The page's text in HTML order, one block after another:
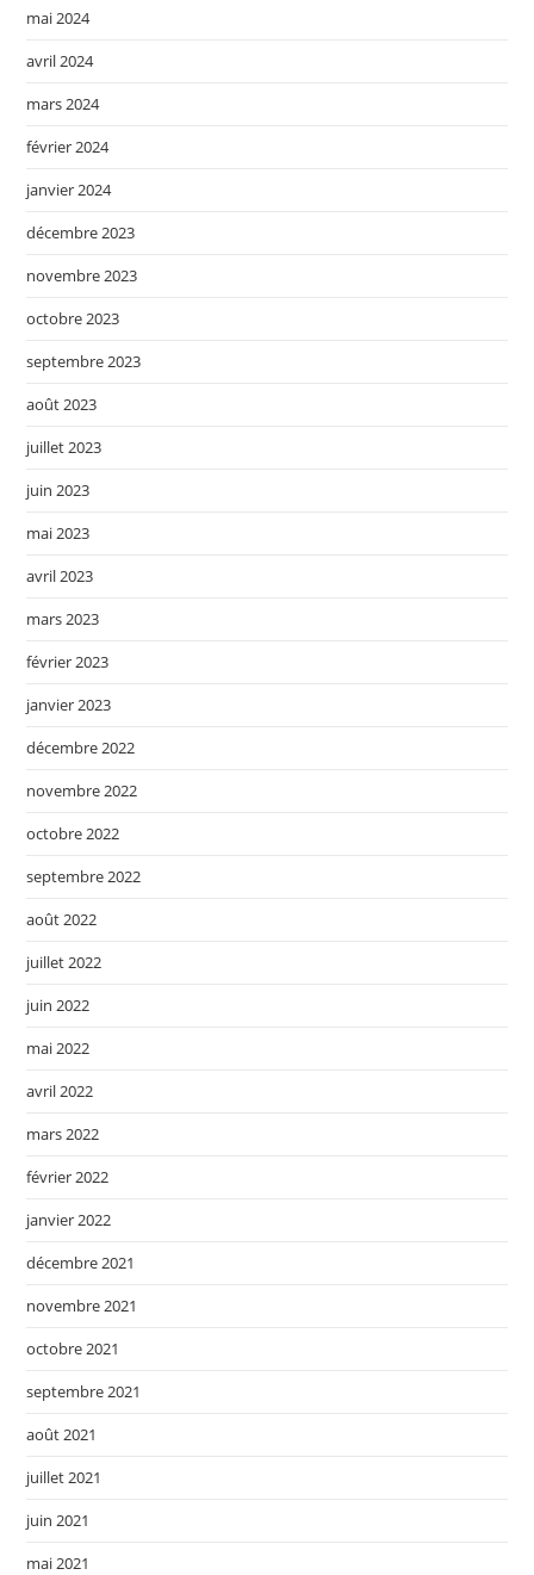
mai 2024
avril 2024
mars 2024
février 2024
janvier 2024
décembre 2023
novembre 2023
octobre 2023
septembre 2023
août 2023
juillet 2023
juin 2023
mai 2023
avril 2023
mars 2023
février 2023
janvier 2023
décembre 2022
novembre 2022
octobre 2022
septembre 2022
août 2022
juillet 2022
juin 2022
mai 2022
avril 2022
mars 2022
février 2022
janvier 2022
décembre 2021
novembre 2021
octobre 2021
septembre 2021
août 2021
juillet 2021
juin 2021
mai 2021